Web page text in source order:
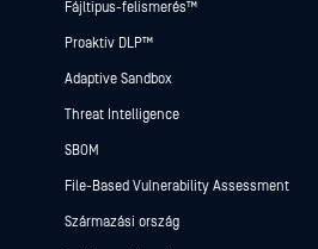
Fájltípus-felismerés™
Proaktív DLP™
Adaptive Sandbox
Threat Intelligence
SBOM
File-Based Vulnerability Assessment
Származási ország